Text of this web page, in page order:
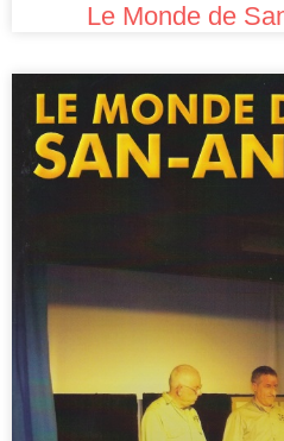
Le Monde de